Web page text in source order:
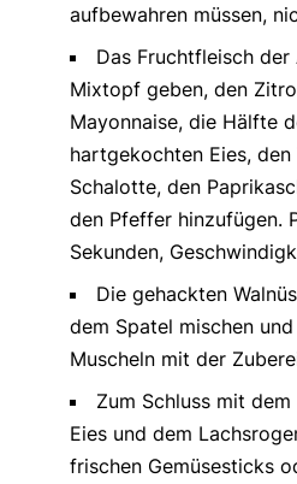
aufbewahren müssen,
Das Fruchtfleisch
Mixtopf geben, den
Mayonnaise, die Hälfte
hartgekochten Eies, den
Schalotte, den
den Pfeffer hinzufügen.
Sekunden,
Die gehackten
dem Spatel mischen
Muscheln mit der
Zum Schluss mit
Eies und dem
frischen Gemüsesticks